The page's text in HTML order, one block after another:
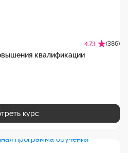
4.73 (386)
квалификации
курс